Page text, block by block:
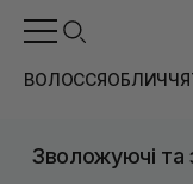
ВОЛОССЯОБЛИЧЧЯ
Зволожуючі та